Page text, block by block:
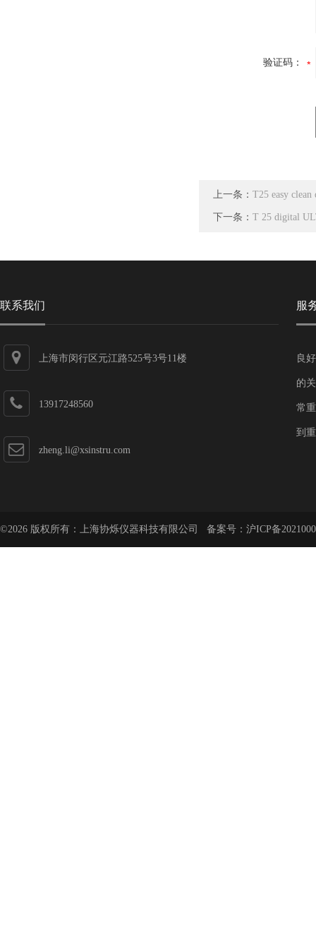
验证码：
上一条： T25 easy
下一条： T 25 digital
联系我们
上海市闵行区元江路525号3号11楼
13917248560
zheng.li@xsinstru.com
服
良
的
常
到
©2026 版权所有：上海协烁仪器科技有限公司 备案号： 沪ICP备